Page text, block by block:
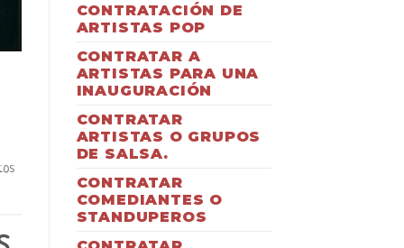
CONTRATACIÓN DE
ARTISTAS POP
CONTRATAR A
ARTISTAS PARA UNA
INAUGURACIÓN
CONTRATAR
ARTISTAS O GRUPOS
DE SALSA.
CONTRATAR
COMEDIANTES O
STANDUPEROS